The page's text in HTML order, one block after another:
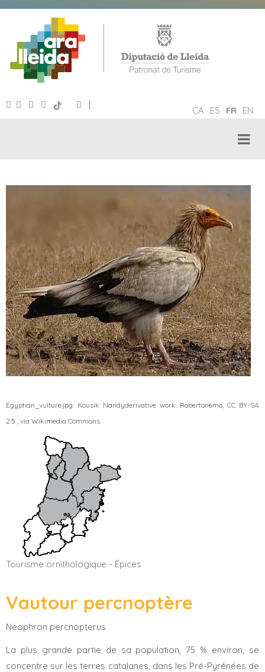
CA ES FR EN
|
Egyptian_vulture.jpg: Kousik Nandyderivative work: Robertonemo, CC BY-SA
2.5 , via Wikimedia Commons
Tourisme ornithologique - Épices
Vautour percnoptère
Neophron percnopterus
La plus grande partie de sa population, 75 % environ, se
concentre sur les terres catalanes, dans les Pré-Pyrénées de